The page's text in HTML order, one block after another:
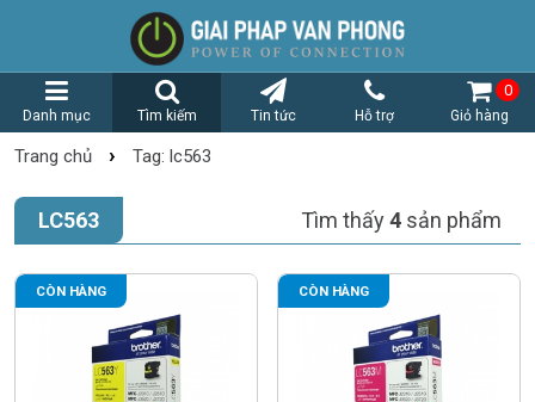
Danh mục Tìm kiếm Tin tức Hỗ trợ Giỏ hàng
0
Trang chủ › Tag: lc563
LC563 Tìm thấy4 sản phẩm
CÒN HÀNG CÒN HÀNG